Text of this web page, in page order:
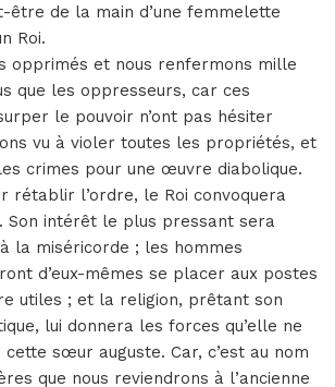
être de la main d’une femmelette
Roi.
opprimés et nous renfermons mille
que les oppresseurs, car ces
le pouvoir n’ont pas hésiter
vu à violer toutes les propriétés, et
crimes pour une œuvre diabolique.
rétablir l’ordre, le Roi convoquera
Son intérêt le plus pressant sera
la miséricorde ; les hommes
d’eux-mêmes se placer aux postes
utiles ; et la religion, prêtant son
lui donnera les forces qu’elle ne
sœur auguste. Car, c’est au nom
que nous reviendrons à l’ancienne